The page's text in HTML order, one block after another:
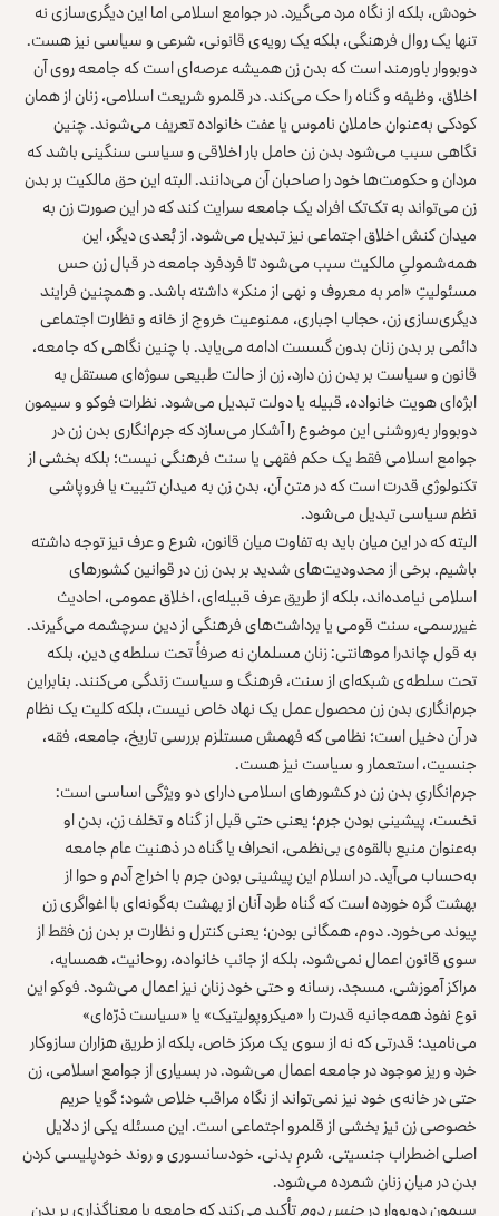
خودش، بلکه از نگاه مرد می‌گیرد. در جوامع اسلامی اما این دیگری‌سازی نه
تنها یک روال فرهنگی، بلکه یک رویه‌ی قانونی، شرعی و سیاسی نیز هست.
دوبووار باورمند است که بدن زن همیشه عرصه‌ای است که جامعه روی آن
اخلاق، وظیفه و گناه را حک می‌کند. در قلمرو شریعت اسلامی، زنان از همان
کودکی به‌عنوان حاملان ناموس یا عفت خانواده تعریف می‌شوند. چنین
نگاهی سبب می‌شود بدن زن حامل بار اخلاقی و سیاسی سنگینی باشد که
مردان و حکومت‌ها خود را صاحبان آن می‌دانند. البته این حق مالکیت بر بدن
زن می‌تواند به تک‌تک افراد یک جامعه سرایت کند که در این صورت زن به
میدان کنش اخلاق اجتماعی نیز تبدیل می‌شود. از بُعدی دیگر، این
همه‌شمولیِ مالکیت سبب می‌شود تا فردفرد جامعه در قبال زن حس
مسئولیتِ «امر به معروف و نهی از منکر» داشته باشد. و همچنین فرایند
دیگری‌سازی زن، حجاب اجباری، ممنوعیت خروج از خانه و نظارت اجتماعی
دائمی بر بدن زنان بدون گسست ادامه می‌یابد. با چنین نگاهی که جامعه،
قانون و سیاست بر بدن زن دارد، زن از حالت طبیعی سوژه‌ای مستقل به
ابژه‌ای هویت خانواده، قبیله یا دولت تبدیل می‌شود. نظرات فوکو و سیمون
دوبووار به‌روشنی این موضوع را آشکار می‌سازد که جرم‌انگاری بدن زن در
جوامع اسلامی فقط یک حکم فقهی یا سنت فرهنگی نیست؛ بلکه بخشی از
تکنولوژی قدرت است که در متن آن، بدن زن به میدان تثبیت یا فروپاشی
نظم سیاسی تبدیل می‌شود.
البته که در این میان باید به تفاوت میان قانون، شرع و عرف نیز توجه داشته
باشیم. برخی از محدودیت‌های شدید بر بدن زن در قوانین کشورهای
اسلامی نیامده‌اند، بلکه از طریق عرف قبیله‌ای، اخلاق عمومی، احادیث
غیررسمی، سنت قومی یا برداشت‌های فرهنگی از دین سرچشمه می‌گیرند.
به قول چاندرا موهانتی: زنان مسلمان نه صرفاً تحت سلطه‌ی دین، بلکه
تحت سلطه‌ی شبکه‌ای از سنت، فرهنگ و سیاست زندگی می‌کنند. بنابراین
جرم‌انگاری بدن زن محصول عمل یک نهاد خاص نیست، بلکه کلیت یک نظام
در آن دخیل است؛ نظامی که فهمش مستلزم بررسی تاریخ، جامعه، فقه،
جنسیت، استعمار و سیاست نیز هست.
جرم‌انگاریِ بدن زن در کشورهای اسلامی دارای دو ویژگی اساسی است:
نخست، پیشینی بودن جرم؛ یعنی حتی قبل از گناه و تخلف زن، بدن او
به‌عنوان منبع بالقوه‌ی بی‌نظمی، انحراف یا گناه در ذهنیت عام جامعه
به‌حساب می‌آید. در اسلام این پیشینی بودن جرم با اخراج آدم و حوا از
بهشت گره خورده است که گناه طرد آنان از بهشت به‌گونه‌ای با اغواگری زن
پیوند می‌خورد. دوم، همگانی بودن؛ یعنی کنترل و نظارت بر بدن زن فقط از
سوی قانون اعمال نمی‌شود، بلکه از جانب خانواده، روحانیت، همسایه،
مراکز آموزشی، مسجد، رسانه و حتی خود زنان نیز اعمال می‌شود. فوکو این
نوع نفوذ همه‌جانبه قدرت را «میکروپولیتیک» یا «سیاست ذرّه‌ای»
می‌نامید؛ قدرتی که نه از سوی یک مرکز خاص، بلکه از طریق هزاران سازوکار
خرد و ریز موجود در جامعه اعمال می‌شود. در بسیاری از جوامع اسلامی، زن
حتی در خانه‌ی خود نیز نمی‌تواند از نگاه مراقب خلاص شود؛ گویا حریم
خصوصی زن نیز بخشی از قلمرو اجتماعی است. این مسئله یکی از دلایل
اصلی اضطراب جنسیتی، شرمِ بدنی، خودسانسوری و روند خودپلیسی کردن
بدن در میان زنان شمرده می‌شود.
سیمون دوبووار درجنس دومتأکید می‌کند که جامعه با معناگذاری بر بدن